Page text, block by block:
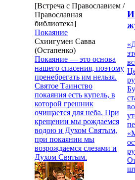
[Встреча с Православием /
Православная
библиотека]
Покаяние
Схиигумен Савва
(Остапенко)
Покаяние — это основа
нашего спасения, поэтому
пренебрегать им нельзя.
Святое Таинство
покаяния есть купель, в
которой грешник
очищается для неба. При
крещении мы рождаемся
водою и Духом Святым,
при покаянии мы
возрождаемся слезами и
Духом Святым.